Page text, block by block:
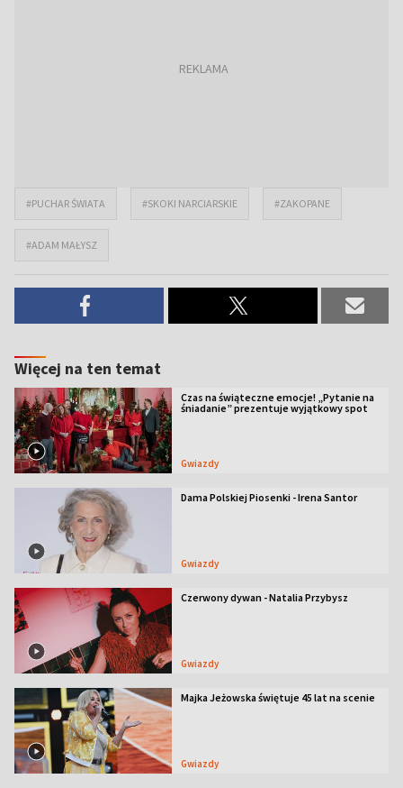
#PUCHAR ŚWIATA #SKOKI NARCIARSKIE #ZAKOPANE
#ADAM MAŁYSZ
Więcej na ten temat
Czas na świąteczne emocje! „Pytanie na
śniadanie” prezentuje wyjątkowy spot
Gwiazdy
Dama Polskiej Piosenki - Irena Santor
Gwiazdy
Czerwony dywan - Natalia Przybysz
Gwiazdy
Majka Jeżowska świętuje 45 lat na scenie
Gwiazdy